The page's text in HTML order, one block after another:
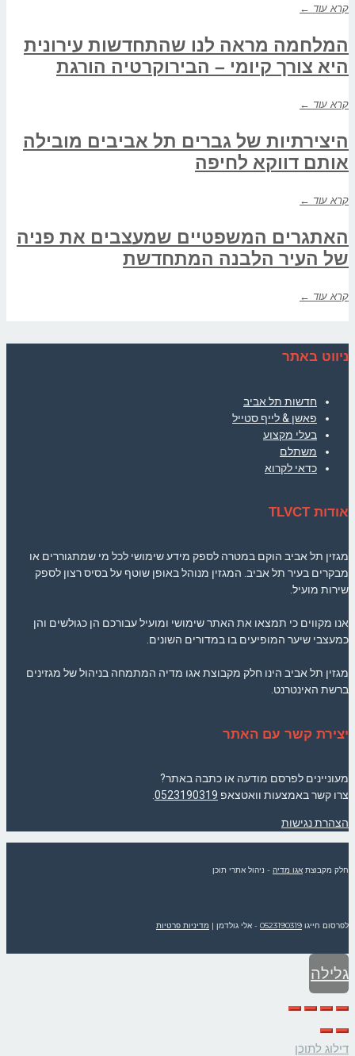
קרא עוד ←
המלחמה מראה לנו שהתחדשות עירונית
היא צורך קיומי – הבירוקרטיה הורגת
קרא עוד ←
היצירתיות של גברים תל אביבים מובילה
אותם דווקא לחיפה
קרא עוד ←
האתגרים המשפטיים שמעצבים את פניה
של העיר הלבנה המתחדשת
קרא עוד ←
ניווט באתר
חדשות תל אביב
פאשן & לייף סטייל
בעלי מקצוע
משתלם
כדאי לקרוא
אודות TLVCT
מגזין תל אביב הוקם במטרה לספק מידע שימושי לכל מי שמתגוררים או
מבקרים בעיר תל אביב. המגזין מנוהל באופן שוטף על בסיס רצון לספק
שירות מועיל.
אנו מקווים כי תמצאו את האתר שימושי ומועיל עבורכם הן כגולשים והן
כמעצבי שיער המופיעים בו במדורים השונים.
מגזין תל אביב הינו חלק מקבוצת אגו מדיה המתמחה בניהול של מגזינים
ברשת האינטרנט.
יצירת קשר עם האתר
מעוניינים לפרסם מודעה או כתבה באתר?
צרו קשר באמצעות וואטצאפ 0523190319
הצהרת נגישות
חלק מקבוצת אגו מדיה - ניהול אתרי תוכן
לפרסום חייגו 0523190319 - אלי גולדמן | מדיניות פרטיות
גלילה
לראש
דילוג לתוכן